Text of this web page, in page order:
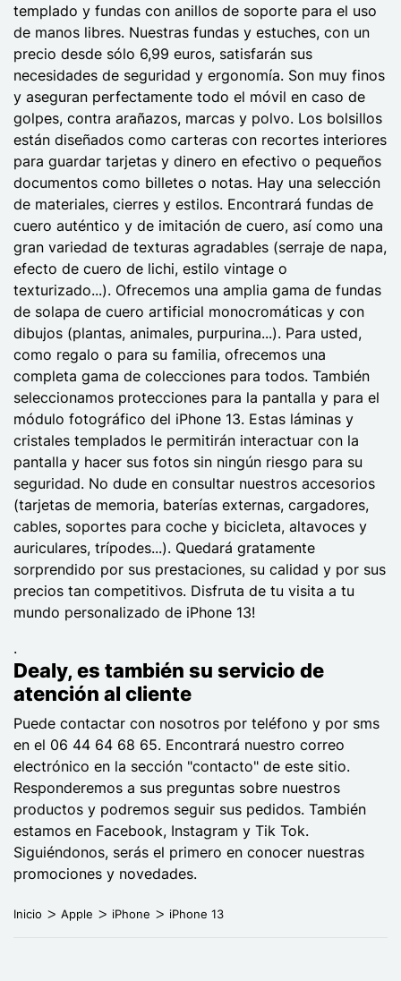
templado y fundas con anillos de soporte para el uso
de manos libres. Nuestras fundas y estuches, con un
precio desde sólo 6,99 euros, satisfarán sus
necesidades de seguridad y ergonomía. Son muy finos
y aseguran perfectamente todo el móvil en caso de
golpes, contra arañazos, marcas y polvo. Los bolsillos
están diseñados como carteras con recortes interiores
para guardar tarjetas y dinero en efectivo o pequeños
documentos como billetes o notas. Hay una selección
de materiales, cierres y estilos. Encontrará fundas de
cuero auténtico y de imitación de cuero, así como una
gran variedad de texturas agradables (serraje de napa,
efecto de cuero de lichi, estilo vintage o
texturizado...). Ofrecemos una amplia gama de fundas
de solapa de cuero artificial monocromáticas y con
dibujos (plantas, animales, purpurina...). Para usted,
como regalo o para su familia, ofrecemos una
completa gama de colecciones para todos. También
seleccionamos protecciones para la pantalla y para el
módulo fotográfico del iPhone 13. Estas láminas y
cristales templados le permitirán interactuar con la
pantalla y hacer sus fotos sin ningún riesgo para su
seguridad. No dude en consultar nuestros accesorios
(tarjetas de memoria, baterías externas, cargadores,
cables, soportes para coche y bicicleta, altavoces y
auriculares, trípodes...). Quedará gratamente
sorprendido por sus prestaciones, su calidad y por sus
precios tan competitivos. Disfruta de tu visita a tu
mundo personalizado de iPhone 13!
.
Dealy, es también su servicio de
atención al cliente
Puede contactar con nosotros por teléfono y por sms
en el 06 44 64 68 65. Encontrará nuestro correo
electrónico en la sección "contacto" de este sitio.
Responderemos a sus preguntas sobre nuestros
productos y podremos seguir sus pedidos. También
estamos en Facebook, Instagram y Tik Tok.
Siguiéndonos, serás el primero en conocer nuestras
promociones y novedades.
Inicio Apple iPhone iPhone 13